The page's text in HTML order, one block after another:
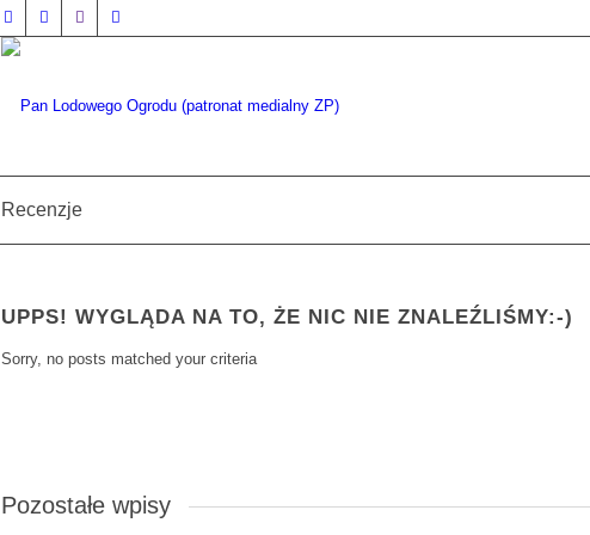
Recenzje
UPPS! WYGLĄDA NA TO, ŻE NIC NIE ZNALEŹLIŚMY:-)
Sorry, no posts matched your criteria
Pozostałe wpisy